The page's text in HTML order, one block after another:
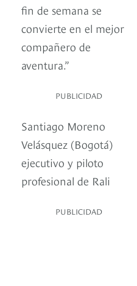
fin de semana se
convierte en el mejor
compañero de
aventura.”
PUBLICIDAD
Santiago Moreno
Velásquez (Bogotá)
ejecutivo y piloto
profesional de Rali
PUBLICIDAD